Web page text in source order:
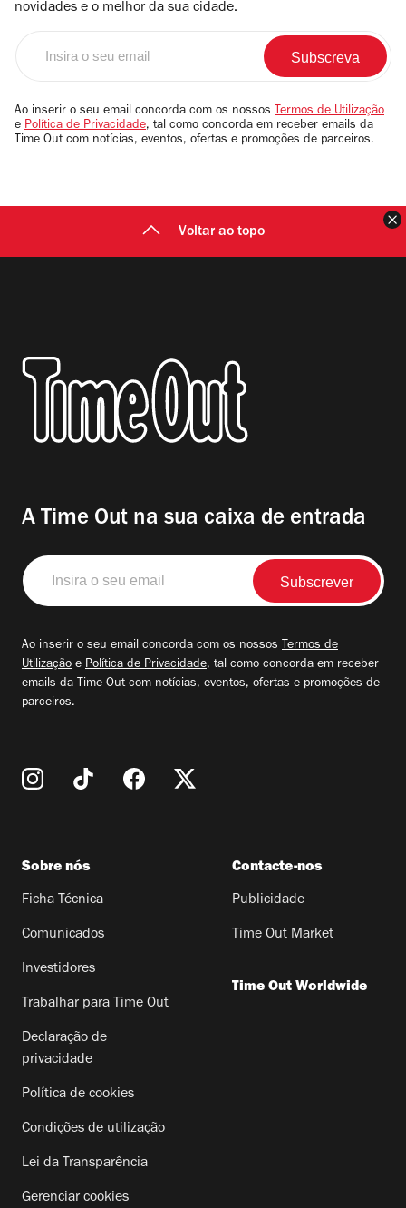
novidades e o melhor da sua cidade.
email
Ao inserir o seu email concorda com os nossos Termos de Utilização
e Política de Privacidade, tal como concorda em receber emails da
Time Out com notícias, eventos, ofertas e promoções de parceiros.
Voltar ao topo
A Time Out na sua caixa de entrada
Insira
o
seu
Ao inserir o seu email concorda com os nossos Termos de
Utilização e Política de Privacidade, tal como concorda em receber
emails da Time Out com notícias, eventos, ofertas e promoções de
parceiros.
Sobre nós
Ficha Técnica
Comunicados
Investidores
Trabalhar para Time Out
Declaração de
privacidade
Política de cookies
Condições de utilização
Lei da Transparência
Gerenciar cookies
Contacte-nos
Publicidade
Time Out Market
Time Out Worldwide